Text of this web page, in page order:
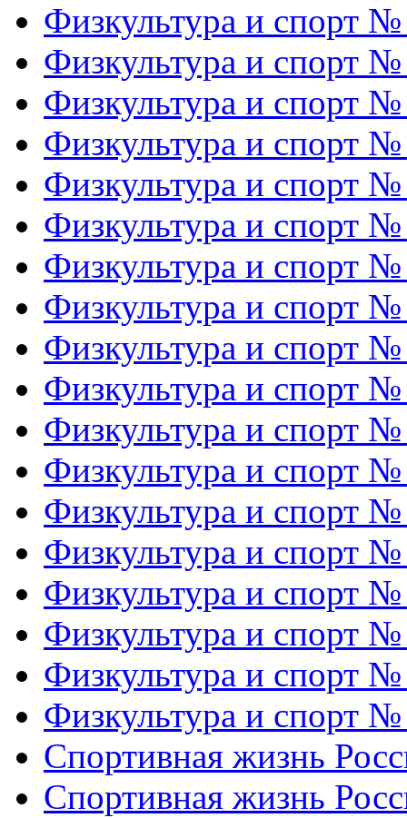
Физкультура и спорт
Физкультура и спорт
Физкультура и спорт
Физкультура и спорт
Физкультура и спорт
Физкультура и спорт
Физкультура и спорт
Физкультура и спорт
Физкультура и спорт
Физкультура и спорт
Физкультура и спорт
Физкультура и спорт
Физкультура и спорт
Физкультура и спорт
Физкультура и спорт
Физкультура и спорт
Физкультура и спорт
Физкультура и спорт
Спортивная жизнь
Спортивная жизнь